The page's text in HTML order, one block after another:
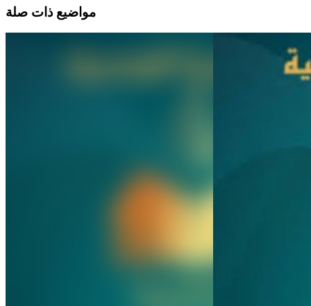
مواضيع ذات صلة